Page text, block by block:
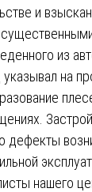
и
из
на
дефекты
нашего